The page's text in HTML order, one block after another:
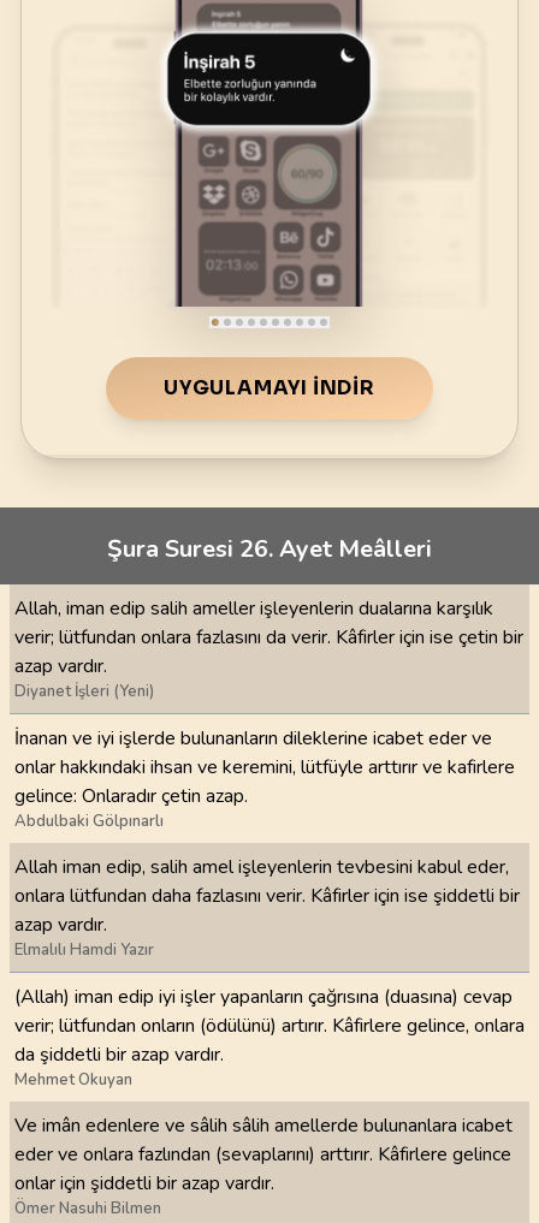
UYGULAMAYI İNDIR
Şura Suresi 26. Ayet Meâlleri
Allah, iman edip salih ameller işleyenlerin dualarına karşılık
verir; lütfundan onlara fazlasını da verir. Kâfirler için ise çetin bir
azap vardır.
Diyanet İşleri (Yeni)
İnanan ve iyi işlerde bulunanların dileklerine icabet eder ve
onlar hakkındaki ihsan ve keremini, lütfüyle arttırır ve kafirlere
gelince: Onlaradır çetin azap.
Abdulbaki Gölpınarlı
Allah iman edip, salih amel işleyenlerin tevbesini kabul eder,
onlara lütfundan daha fazlasını verir. Kâfirler için ise şiddetli bir
azap vardır.
Elmalılı Hamdi Yazır
(Allah) iman edip iyi işler yapanların çağrısına (duasına) cevap
verir; lütfundan onların (ödülünü) artırır. Kâfirlere gelince, onlara
da şiddetli bir azap vardır.
Mehmet Okuyan
Ve imân edenlere ve sâlih sâlih amellerde bulunanlara icabet
eder ve onlara fazlından (sevaplarını) arttırır. Kâfirlere gelince
onlar için şiddetli bir azap vardır.
Ömer Nasuhi Bilmen